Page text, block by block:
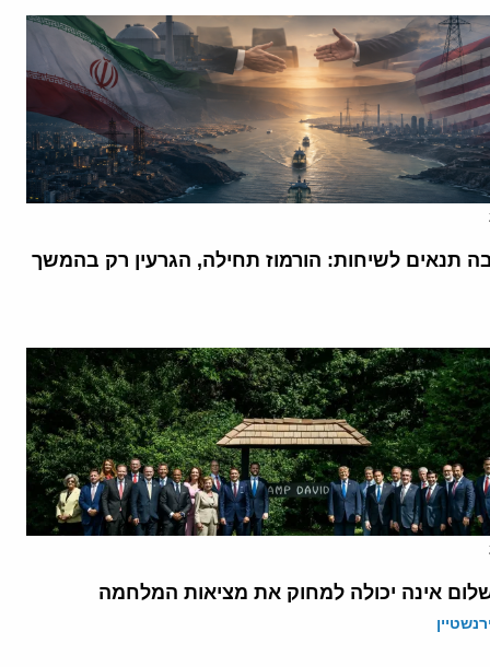
תנאים לשיחות: הורמוז תחילה, הגרעין רק בהמשך
אינה יכולה למחוק את מציאות המלחמה